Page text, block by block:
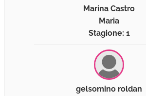
Marina Castro
Maria
Stagione: 1
gelsomino roldan